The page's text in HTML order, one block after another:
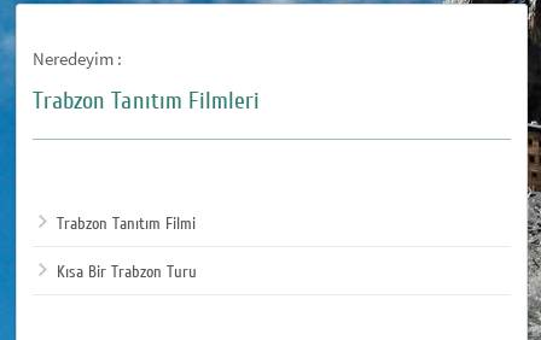
Neredeyim :
Trabzon Tanıtım Filmleri
Trabzon Tanıtım Filmi
Kısa Bir Trabzon Turu